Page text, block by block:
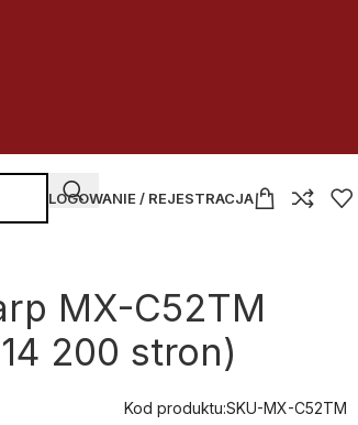
LOGOWANIE / REJESTRACJA
MX-C52TM
200 stron)
Kod produktu:SKU-MX-C52TM